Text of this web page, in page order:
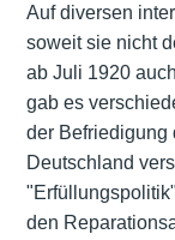
Auf diversen
soweit sie nicht
ab Juli 1920
gab es
der Befriedigung
Deutschland
den